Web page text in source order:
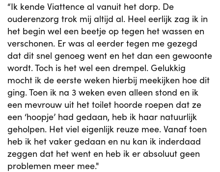
“Ik kende Viattence al vanuit het dorp. De
ouderenzorg trok mij altijd al. Heel eerlijk zag ik in
het begin wel een beetje op tegen het wassen en
verschonen. Er was al eerder tegen me gezegd
dat dit snel genoeg went en het dan een gewoonte
wordt. Toch is het wel een drempel. Gelukkig
mocht ik de eerste weken hierbij meekijken hoe dit
ging. Toen ik na 3 weken even alleen stond en ik
een mevrouw uit het toilet hoorde roepen dat ze
een ‘hoopje’ had gedaan, heb ik haar natuurlijk
geholpen. Het viel eigenlijk reuze mee. Vanaf toen
heb ik het vaker gedaan en nu kan ik inderdaad
zeggen dat het went en heb ik er absoluut geen
problemen meer mee."